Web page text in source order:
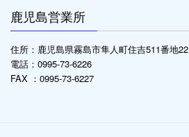
鹿児島営業所
住所：鹿児島県霧島市隼人町住吉511番地22
電話：0995-73-6226
FAX ：0995-73-6227